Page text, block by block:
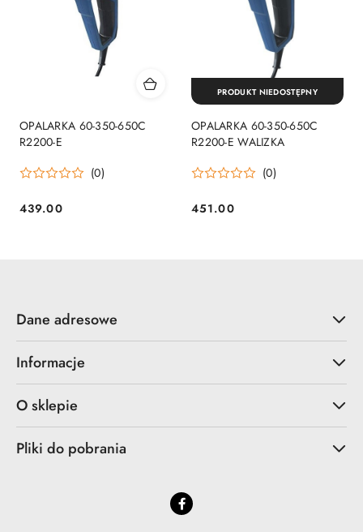
OPALARKA 60-350-650C
R2200-E
(0)
Cena:
439.00
OPALARKA 60-350-650C
R2200-E WALIZKA
(0)
Cena:
451.00
PRODUKT NIEDOSTĘPNY
Dane adresowe
Informacje
O sklepie
Pliki do pobrania